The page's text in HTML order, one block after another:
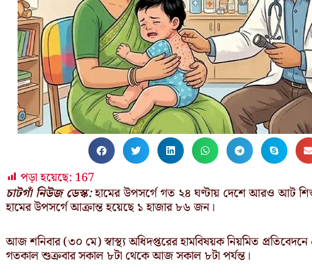
পড়া হয়েছে: 167
চাটগাঁ নিউজ ডেস্ক:হামের উপসর্গে গত ২৪ ঘণ্টায় দেশে আরও আট
হামের উপসর্গে আক্রান্ত হয়েছে ১ হাজার ৮৬ জন।
আজ শনিবার (৩০ মে) স্বাস্থ্য অধিদপ্তরের হামবিষয়ক নিয়মিত
গতকাল শুক্রবার সকাল ৮টা থেকে আজ সকাল ৮টা পর্যন্ত।